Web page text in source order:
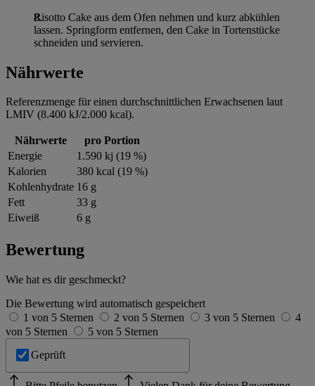
Risotto Cake aus dem Ofen nehmen und kurz abkühlen
lassen. Springform entfernen, den Cake in Tortenstücke
schneiden und servieren.
Nährwerte
Referenzmenge für einen durchschnittlichen Erwachsenen laut
LMIV (8.400 kJ/2.000 kcal).
Nährwerte
pro Portion
Energie
1.590 kj (19 %)
Kalorien
380 kcal (19 %)
Kohlenhydrate 16 g
Fett
33 g
Eiweiß
6 g
Bewertung
Wie hat es dir geschmeckt?
Die Bewertung wird automatisch gespeichert
1 von 5 Sternen
2 von 5 Sternen 3 von 5 Sternen
4
von 5 Sternen
5 von 5 Sternen
Geprüft